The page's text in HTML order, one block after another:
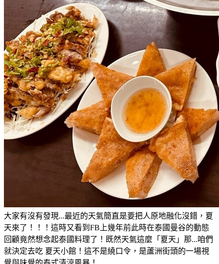
大家有沒有發現...最近的天氣簡直是要把人原地融化沒錯，夏
天來了！！！這時又看到FB上幾年前此時在泰國曼谷的動態
回顧竟然想念起泰國料理了！既然天氣這麼「夏天」那...咱們
就決定去吃 夏天小館！這不是繞口令，是蘆洲街頭的一場視